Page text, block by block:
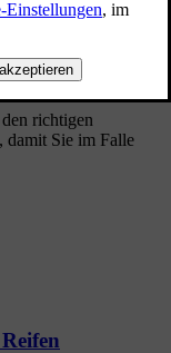
richtigen
damit Sie im Falle